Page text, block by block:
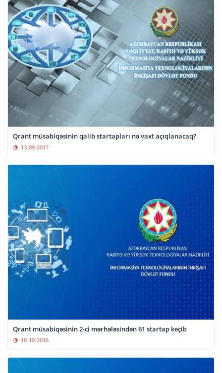
Qrant müsabiqəsinin qalib startapları nə vaxt açıqlanacaq?
13-09-2017
Qrant müsabiqəsinin 2-ci mərhələsindən 61 startap keçib
18-10-2016